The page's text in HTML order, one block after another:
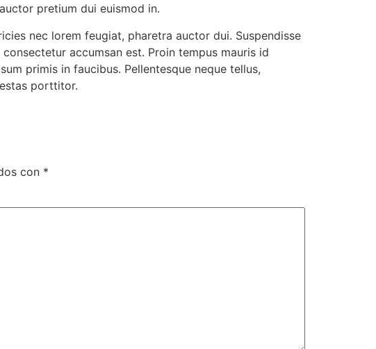
pretium dui euismod in.
nec lorem feugiat, pharetra auctor dui. Suspendisse
accumsan est. Proin tempus mauris id
primis in faucibus. Pellentesque neque tellus,
porttitor.
con *